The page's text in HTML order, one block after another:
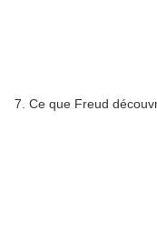
7. Ce que Freud